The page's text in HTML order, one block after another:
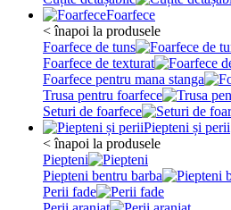
Foarfece
< înapoi la produsele
Foarfece de tuns
Foarfece de texturat
Foarfece pentru mana stanga
Trusa pentru foarfece
Seturi de foarfece
Piepteni și perii
< înapoi la produsele
Piepteni
Piepteni bentru barba
Perii fade